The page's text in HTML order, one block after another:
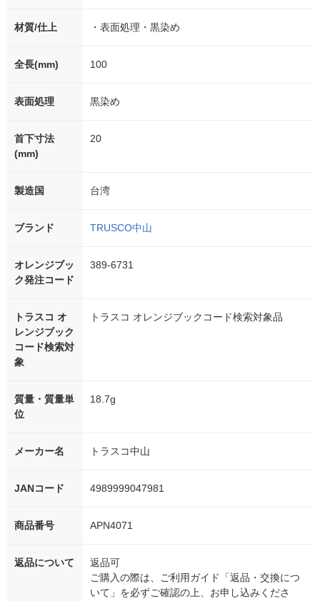
材質/仕上 ・表面処理・黒染め
全長(mm) 100
表面処理 黒染め
首下寸法
(mm)
20
製造国 台湾
ブランド TRUSCO中山
オレンジブッ
ク発注コード
389-6731
トラスコ オ
レンジブック
コード検索対
象
トラスコ オレンジブックコード検索対象品
質量・質量単
位
18.7g
メーカー名 トラスコ中山
JANコード 4989999047981
商品番号 APN4071
返品について
返品可
ご購入の際は、ご利用ガイド「返品・交換につ
いて」を必ずご確認の上、お申し込みくださ